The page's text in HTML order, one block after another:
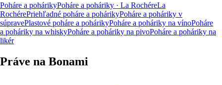
Poháre a pohárikyPoháre a poháriky · La RochéreLa
RochérePriehľadné poháre a pohárikyPoháre a poháriky v
súpravePlastové poháre a pohárikyPoháre a poháriky na vínoPoháre
a poháriky na whiskyPoháre a poháriky na pivoPoháre a poháriky na
likér
Práve na Bonami